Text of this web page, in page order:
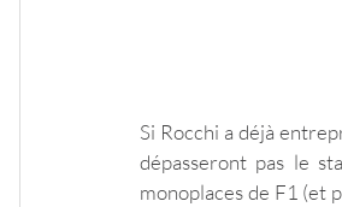
Si Rocchi a déjà
dépasseront pas le
monoplaces de F1 (et